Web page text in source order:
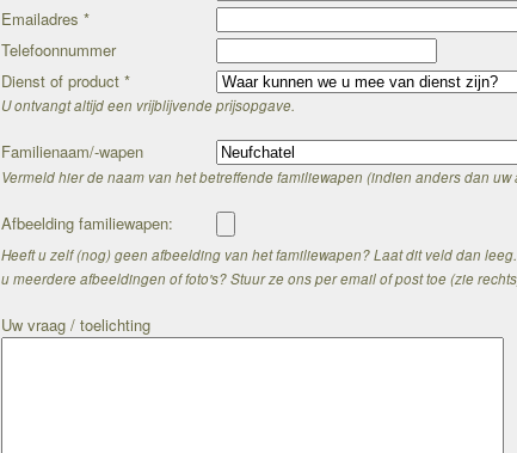
Emailadres *
Telefoonnummer
Dienst of product *
U ontvangt altijd een vrijblijvende prijsopgave.
Familienaam/-wapen
Vermeld hier de naam van het betreffende familiewapen (indien anders dan uw
Afbeelding familiewapen:
Heeft u zelf (nog) geen afbeelding van het familiewapen? Laat dit veld dan
u meerdere afbeeldingen of foto's? Stuur ze ons per email of post toe (zie
Uw vraag / toelichting